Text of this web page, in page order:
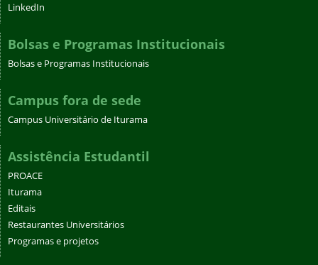
LinkedIn
Bolsas e Programas Institucionais
Bolsas e Programas Institucionais
Campus fora de sede
Campus Universitário de Iturama
Assistência Estudantil
PROACE
Iturama
Editais
Restaurantes Universitários
Programas e projetos